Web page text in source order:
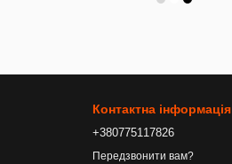
Контактна інформація
+380775117826
Передзвонити вам?